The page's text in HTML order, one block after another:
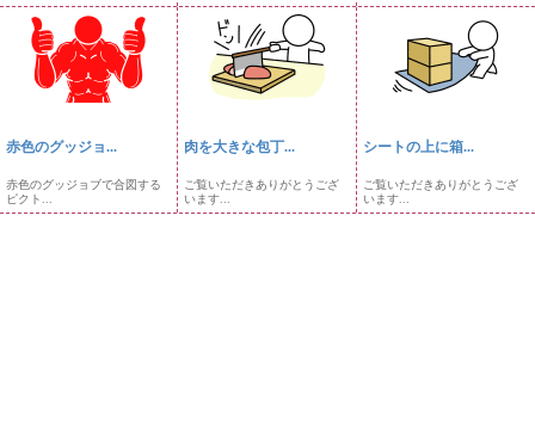
赤色のグッジョ...
赤色のグッジョブで合図する
ピクト...
肉を大きな包丁...
ご覧いただきありがとうござ
います...
シートの上に箱...
ご覧いただきありがとうござ
います...